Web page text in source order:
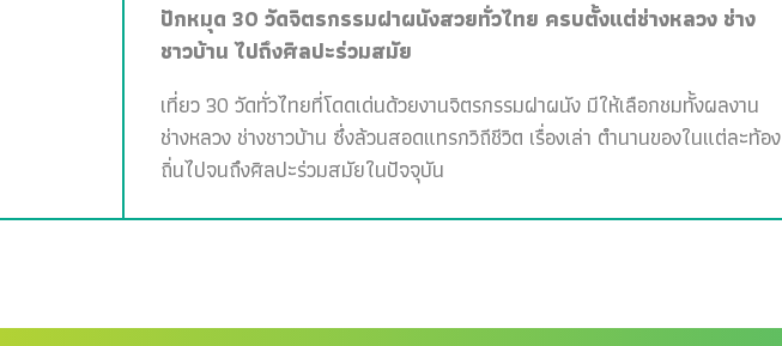
ปักหมุด 30 วัดจิตรกรรมฝาผนังสวยทั่วไทย ครบตั้งแต่ช่างหลวง ช่าง
ชาวบ้าน ไปถึงศิลปะร่วมสมัย
เที่ยว 30 วัดทั่วไทยที่โดดเด่นด้วยงานจิตรกรรมฝาผนัง มีให้เลือกชมทั้งผลงาน
ช่างหลวง ช่างชาวบ้าน ซึ่งล้วนสอดแทรกวิถีชีวิต เรื่องเล่า ตำนานของในแต่ละท้อง
ถิ่นไปจนถึงศิลปะร่วมสมัยในปัจจุบัน